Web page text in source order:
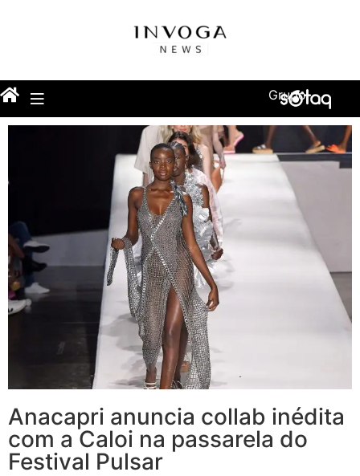
Grupo
Anacapri anuncia collab inédita
com a Caloi na passarela do
Festival Pulsar